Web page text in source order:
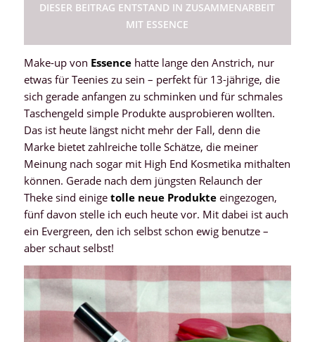
DIESER BEITRAG ENTSTAND IN ZUSAMMENARBEIT
MIT ESSENCE
Make-up von Essencehatte lange den Anstrich, nur
etwas für Teenies zu sein – perfekt für 13-jährige, die
sich gerade anfangen zu schminken und für schmales
Taschengeld simple Produkte ausprobieren wollten.
Das ist heute längst nicht mehr der Fall, denn die
Marke bietet zahlreiche tolle Schätze, die meiner
Meinung nach sogar mit High End Kosmetika mithalten
können. Gerade nach dem jüngsten Relaunch der
Theke sind einige tolle neue Produkte eingezogen,
fünf davon stelle ich euch heute vor. Mit dabei ist auch
ein Evergreen, den ich selbst schon ewig benutze –
aber schaut selbst!